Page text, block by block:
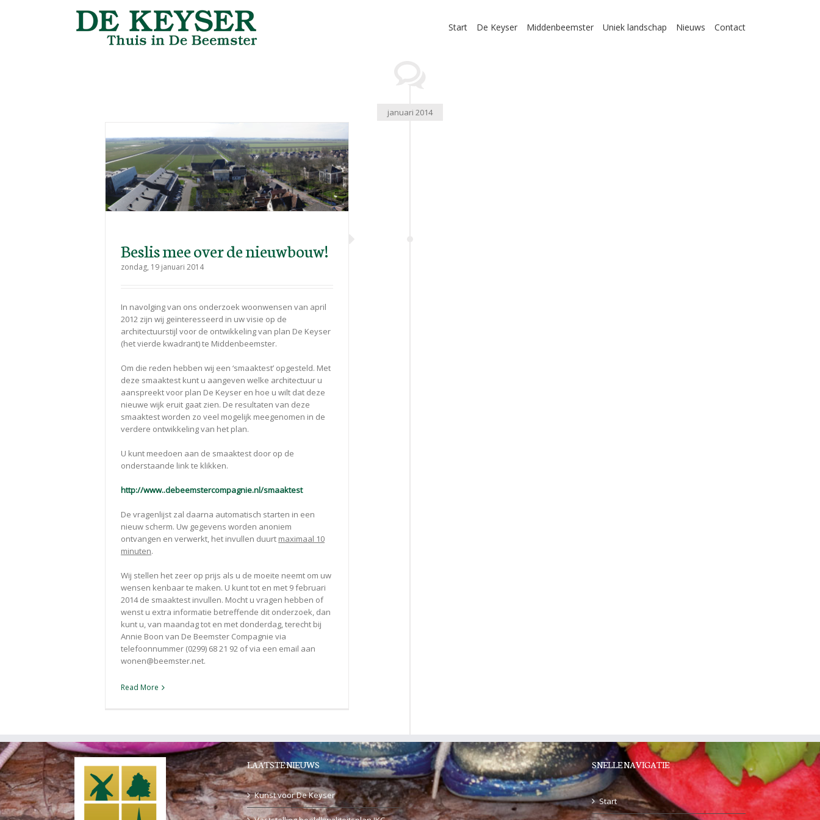
Start De Keyser Middenbeemster Uniek landschap Nieuws Contact
januari 2014
Beslis mee over de nieuwbouw!
zondag, 19 januari 2014
In navolging van ons onderzoek woonwensen van april
2012 zijn wij geïnteresseerd in uw visie op de
architectuurstijl voor de ontwikkeling van plan De Keyser
(het vierde kwadrant) te Middenbeemster.
Om die reden hebben wij een ‘smaaktest’ opgesteld. Met
deze smaaktest kunt u aangeven welke architectuur u
aanspreekt voor plan De Keyser en hoe u wilt dat deze
nieuwe wijk eruit gaat zien. De resultaten van deze
smaaktest worden zo veel mogelijk meegenomen in de
verdere ontwikkeling van het plan.
U kunt meedoen aan de smaaktest door op de
onderstaande link te klikken.
http://www..debeemstercompagnie.nl/smaaktest
De vragenlijst zal daarna automatisch starten in een
nieuw scherm. Uw gegevens worden anoniem
ontvangen en verwerkt, het invullen duurt maximaal 10
minuten.
Wij stellen het zeer op prijs als u de moeite neemt om uw
wensen kenbaar te maken. U kunt tot en met 9 februari
2014 de smaaktest invullen. Mocht u vragen hebben of
wenst u extra informatie betreffende dit onderzoek, dan
kunt u, van maandag tot en met donderdag, terecht bij
Annie Boon van De Beemster Compagnie via
telefoonnummer (0299) 68 21 92 of via een email aan
wonen@beemster.net.
Read More
LAATSTE NIEUWS
Kunst voor De Keyser
SNELLE NAVIGATIE
Start